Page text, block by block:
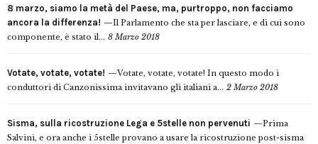
8 marzo, siamo la metà del Paese, ma, purtroppo, non facciamo
ancora la differenza!
Il Parlamento che sta per lasciare, e di cui sono
componente, è stato il... 8 Marzo 2018
Votate, votate, votate!
Votate, votate, votate! In questo modo i
conduttori di Canzonissima invitavano gli italiani a... 2 Marzo 2018
Sisma, sulla ricostruzione Lega e 5stelle non pervenuti
Prima
Salvini, e ora anche i 5stelle provano a usare la ricostruzione post-sisma